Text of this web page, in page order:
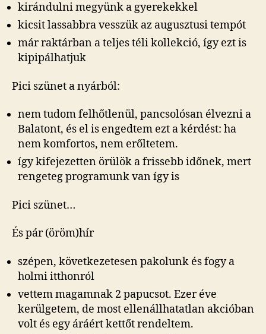
kirándulni megyünk a gyerekekkel
kicsit lassabbra vesszük az augusztusi tempót
már raktárban a teljes téli kollekció, így ezt is
kipipálhatjuk
Pici szünet a nyárból:
nem tudom felhőtlenül, pancsolósan élvezni a
Balatont, és el is engedtem ezt a kérdést: ha
nem komfortos, nem erőltetem.
így kifejezetten örülök a frissebb időnek, mert
rengeteg programunk van így is
Pici szünet…
És pár (öröm)hír
szépen, következetesen pakolunk és fogy a
holmi itthonról
vettem magamnak 2 papucsot. Ezer éve
kerülgetem, de most ellenállhatatlan akcióban
volt és egy áráért kettőt rendeltem.